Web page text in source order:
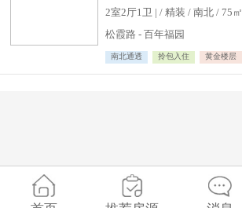
2室2厅1卫 | / 精装 / 南北 / 75㎡
松霞路 - 百年福园
南北通透 拎包入住 黄金楼层